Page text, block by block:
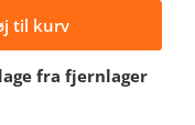
til kurv
fra fjernlager